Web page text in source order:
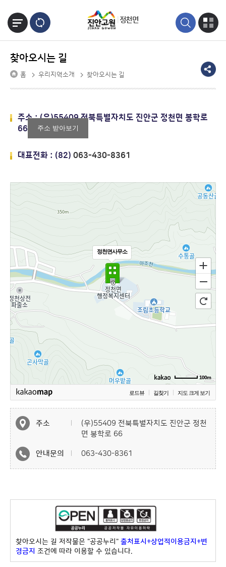
정천면
찾아오시는 길
홈 우리지역소개 찾아오시는 길
주소 : (우)55409 전북특별자치도 진안군 정천면 봉학로
66
주소 받아보기
대표전화 : (82) 063-430-8361
정천면사무소
100m
로드뷰 길찾기 지도 크게 보기
주소
(우)55409 전북특별자치도 진안군 정천
면 봉학로 66
안내문의 063-430-8361
찾아오시는 길 저작물은 "공공누리" 출처표시+상업적이용금지+변
경금지 조건에 따라 이용할 수 있습니다.